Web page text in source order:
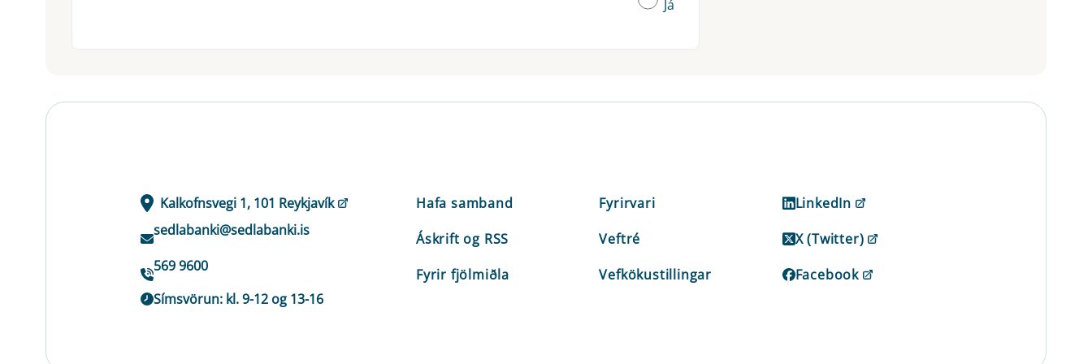
Já
Kalkofnsvegi 1, 101 Reykjavík
sedlabanki@sedlabanki.is
569 9600
Símsvörun: kl. 9-12 og 13-16
Hafa samband
Áskrift og RSS
Fyrir fjölmiðla
Fyrirvari
Veftré
Vefkökustillingar
LinkedIn
X (Twitter)
Facebook